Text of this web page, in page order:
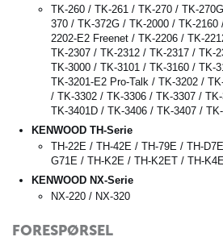
TK-260 / TK-261 / TK-270 / TK-
370 / TK-372G / TK-2000 / TK-
2202-E2 Freenet / TK-2206 / TK-
TK-2307 / TK-2312 / TK-2317 / TK-
TK-3000 / TK-3101 / TK-3160 / TK-
TK-3201-E2 Pro-Talk / TK-3202 /
/ TK-3302 / TK-3306 / TK-3307 /
TK-3401D / TK-3406 / TK-3407 /
KENWOOD TH-Serie
TH-22E / TH-42E / TH-79E / TH-
G71E / TH-K2E / TH-K2ET / TH-
KENWOOD NX-Serie
NX-220 / NX-320
FORESPØRSEL